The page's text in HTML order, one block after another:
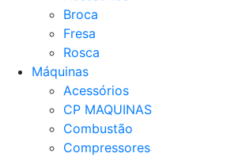
Broca
Fresa
Rosca
Máquinas
Acessórios
CP MAQUINAS
Combustão
Compressores